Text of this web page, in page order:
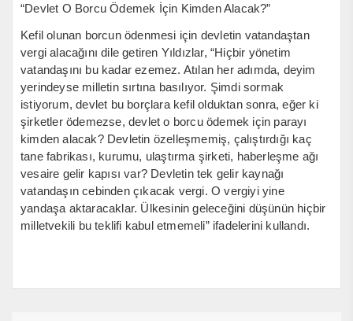
“Devlet O Borcu Ödemek İçin Kimden Alacak?”
Kefil olunan borcun ödenmesi için devletin vatandaştan
vergi alacağını dile getiren Yıldızlar, “Hiçbir yönetim
vatandaşını bu kadar ezemez. Atılan her adımda, deyim
yerindeyse milletin sırtına basılıyor. Şimdi sormak
istiyorum, devlet bu borçlara kefil olduktan sonra, eğer ki
şirketler ödemezse, devlet o borcu ödemek için parayı
kimden alacak? Devletin özelleşmemiş, çalıştırdığı kaç
tane fabrikası, kurumu, ulaştırma şirketi, haberleşme ağı
vesaire gelir kapısı var? Devletin tek gelir kaynağı
vatandaşın cebinden çıkacak vergi. O vergiyi yine
yandaşa aktaracaklar. Ülkesinin geleceğini düşünün hiçbir
milletvekili bu teklifi kabul etmemeli” ifadelerini kullandı.